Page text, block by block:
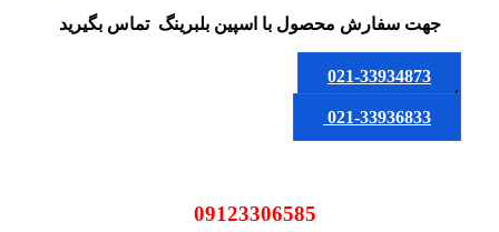
جهت سفارش محصولبا اسپین بلبرینگ تماس بگیرید
021-33934873
یا
021-33936833